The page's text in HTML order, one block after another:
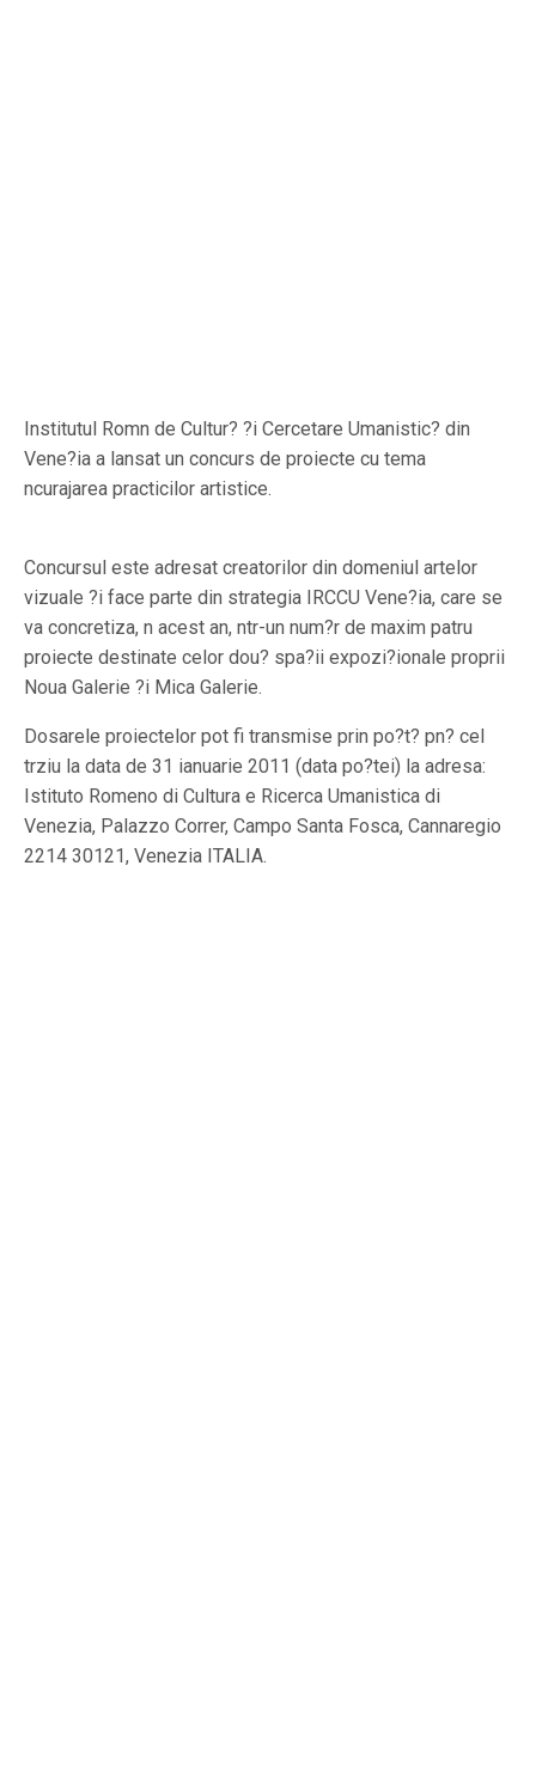
Institutul Romn de Cultur? ?i Cercetare Umanistic? din
Vene?ia a lansat un concurs de proiecte cu tema
ncurajarea practicilor artistice.
Concursul este adresat creatorilor din domeniul artelor
vizuale ?i face parte din strategia IRCCU Vene?ia, care se
va concretiza, n acest an, ntr-un num?r de maxim patru
proiecte destinate celor dou? spa?ii expozi?ionale proprii
Noua Galerie ?i Mica Galerie.
Dosarele proiectelor pot fi transmise prin po?t? pn? cel
trziu la data de 31 ianuarie 2011 (data po?tei) la adresa:
Istituto Romeno di Cultura e Ricerca Umanistica di
Venezia, Palazzo Correr, Campo Santa Fosca, Cannaregio
2214 30121, Venezia ITALIA.